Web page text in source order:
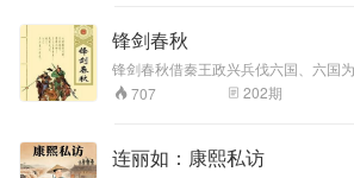
的印象。
锋剑春秋
锋剑春秋借秦王政兴兵伐六国、六国为
稷拼死抗争的旧事，讲述两派神仙布阵
凡历劫。和《封神》一样，《锋剑春秋
秦始皇、齐襄王等等，《锋剑春秋》中
是历史上鼎鼎有名的大军事家孙膑(不
707 202期
连丽如：康熙私访